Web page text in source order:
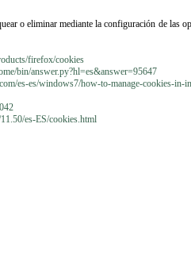
o eliminar mediante la configuración de las
firefox/cookies
bin/answer.py?hl=es&answer=95647
es-es/windows7/how-to-manage-cookies-in-
es-ES/cookies.html